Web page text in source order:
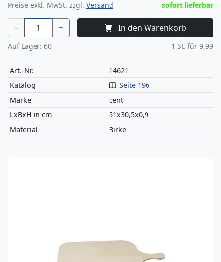
Preise exkl. MwSt. zzgl. Versand sofort lieferbar
– + In den Warenkorb
Auf Lager: 60 1 St. für 9,99
Art.-Nr.
14621
Katalog
Seite 196
Marke
cent
LxBxH in cm
51x30,5x0,9
Material
Birke